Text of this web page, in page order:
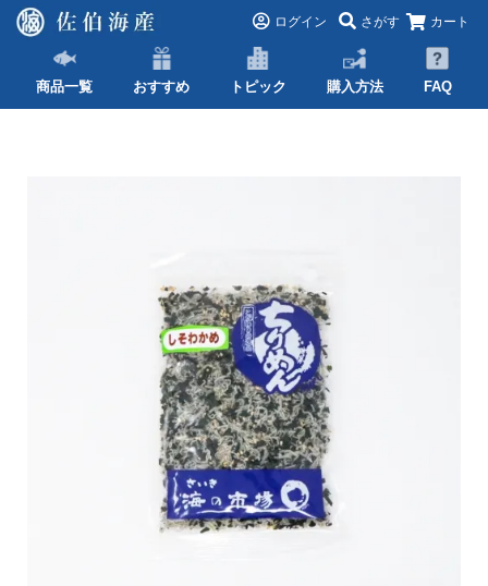
商品一覧 おすすめ トピック 購入方法 FAQ
ログイン さがす カート